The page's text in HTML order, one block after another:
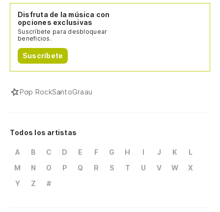
Disfruta de la música con
opciones exclusivas
Suscríbete para desbloquear
beneficios.
Suscríbete
Pop RockSantoGraau
Todos los artistas
A B C D E F G H I J K
L
M
N O P Q R S T U V W
X
Y
Z #